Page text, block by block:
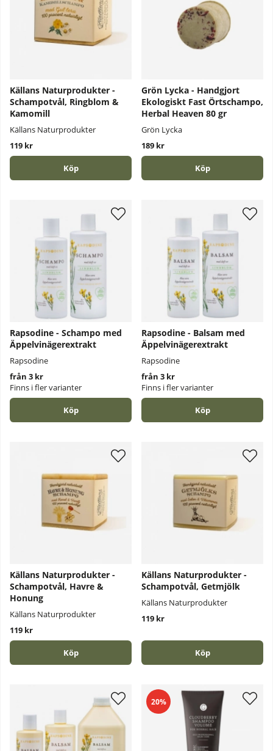
Källans Naturprodukter -
Schampotvål, Ringblom &
Kamomill
Källans Naturprodukter
119 kr
Köp
Grön Lycka - Handgjort
Ekologiskt Fast Örtschampo,
Herbal Heaven 80 gr
Grön Lycka
189 kr
Köp
Rapsodine - Schampo med
Äppelvinägerextrakt
Rapsodine
från 3 kr
Finns i fler varianter
Köp
Rapsodine - Balsam med
Äppelvinägerextrakt
Rapsodine
från 3 kr
Finns i fler varianter
Köp
Källans Naturprodukter -
Schampotvål, Havre &
Honung
Källans Naturprodukter
119 kr
Köp
Källans Naturprodukter -
Schampotvål, Getmjölk
Källans Naturprodukter
119 kr
Köp
20%